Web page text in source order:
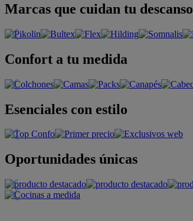
Marcas que cuidan tu descanso
Confort a tu medida
Esenciales con estilo
Oportunidades únicas